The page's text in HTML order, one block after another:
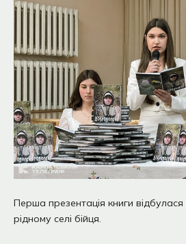
Перша презентація книги
рідному селі бійця.